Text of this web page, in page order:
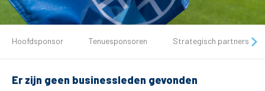
Tickets
Matchdays
Hoofdsponsor Tenuesponsoren Strategisch partners
Er zijn geen businessleden gevonden